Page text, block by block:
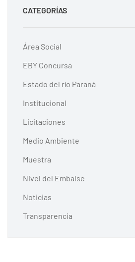
CATEGORÍAS
Área Social
EBY Concursa
Estado del río Paraná
Institucional
Licitaciones
Medio Ambiente
Muestra
Nivel del Embalse
Noticias
Transparencia